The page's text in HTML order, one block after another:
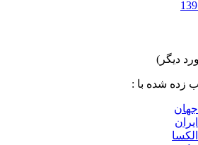
زده شده با :
جهان
ایران
الکسا